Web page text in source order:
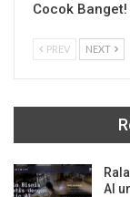
Cocok Banget!
PREV NEXT
AI